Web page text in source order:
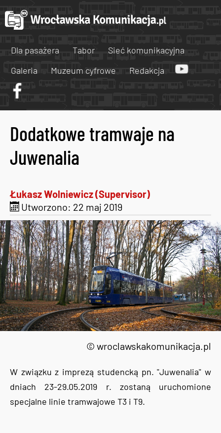
Dla pasażera Tabor
Sieć komunikacyjna
Galeria
Muzeum cyfrowe Redakcja
Dodatkowe tramwaje na
Juwenalia
Łukasz Wolniewicz (Supervisor)
Utworzono: 22 maj 2019
© wroclawskakomunikacja.pl
W związku z imprezą studencką pn. "Juwenalia" w
dniach 23-29.05.2019 r. zostaną uruchomione
specjalne linie tramwajowe T3 i T9.